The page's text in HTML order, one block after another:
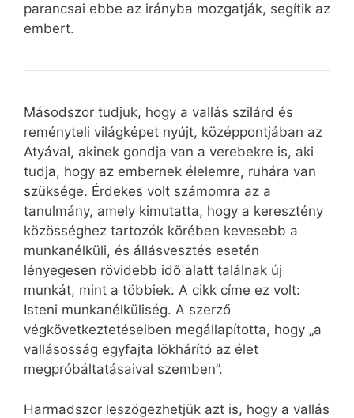
parancsai ebbe az irányba mozgatják, segítik az
embert.
Másodszor tudjuk, hogy a vallás szilárd és
reményteli világképet nyújt, középpontjában az
Atyával, akinek gondja van a verebekre is, aki
tudja, hogy az embernek élelemre, ruhára van
szüksége. Érdekes volt számomra az a
tanulmány, amely kimutatta, hogy a keresztény
közösséghez tartozók körében kevesebb a
munkanélküli, és állásvesztés esetén
lényegesen rövidebb idő alatt találnak új
munkát, mint a többiek. A cikk címe ez volt:
Isteni munkanélküliség. A szerző
végkövetkeztetéseiben megállapította, hogy „a
vallásosság egyfajta lökhárító az élet
megpróbáltatásaival szemben”.
Harmadszor leszögezhetjük azt is, hogy a vallás